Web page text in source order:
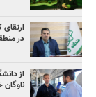
در
ناوگان خط ۱۱۰